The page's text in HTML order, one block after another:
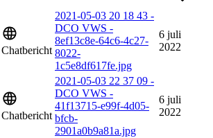
Chatbericht
2021-05-03 20 18 43 -
DCO VWS -
8ef13c8e-64c6-4c27-
8022-
1c5e8df617fe.jpg
6 juli
2022
Chatbericht
2021-05-03 22 37 09 -
DCO VWS -
41f13715-e99f-4d05-
bfcb-
2901a0b9a81a.jpg
6 juli
2022